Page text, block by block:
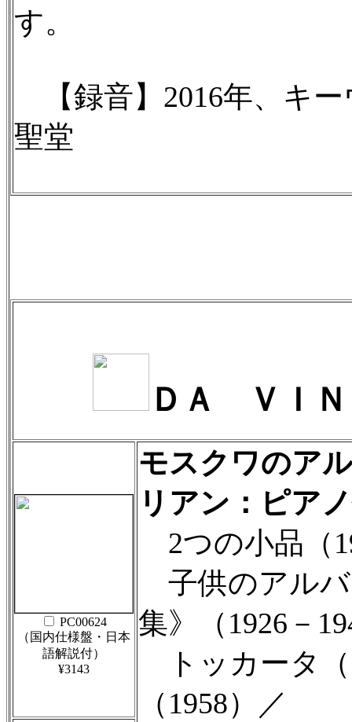
す。
【録音】2016年、キ
聖堂
ＤＡ ＶＩ
PC00624
（国内仕様盤・日本
語解説付）
¥3143
モスクワのア
リアン：ピア
2つの小品（
子供のアルバ
集》（1926－
トッカータ（
（1958）／